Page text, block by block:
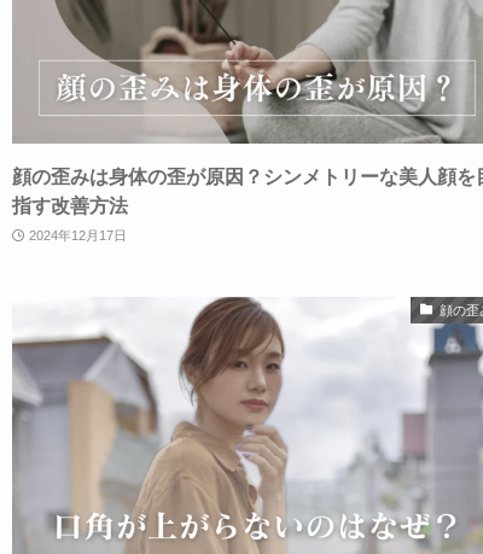
顔の歪みは身体の歪が原因？シンメトリーな美人顔を
指す改善方法
2024年12月17日
顔の歪